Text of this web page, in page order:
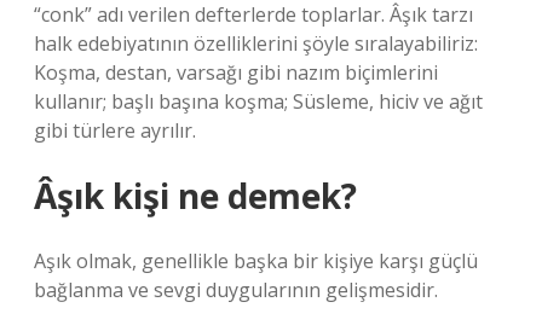
“conk” adı verilen defterlerde toplarlar. Âşık tarzı
halk edebiyatının özelliklerini şöyle sıralayabiliriz:
Koşma, destan, varsağı gibi nazım biçimlerini
kullanır; başlı başına koşma; Süsleme, hiciv ve ağıt
gibi türlere ayrılır.
Âşık kişi ne demek?
Aşık olmak, genellikle başka bir kişiye karşı güçlü
bağlanma ve sevgi duygularının gelişmesidir.